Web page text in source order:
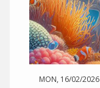
MON, 16/02/2026